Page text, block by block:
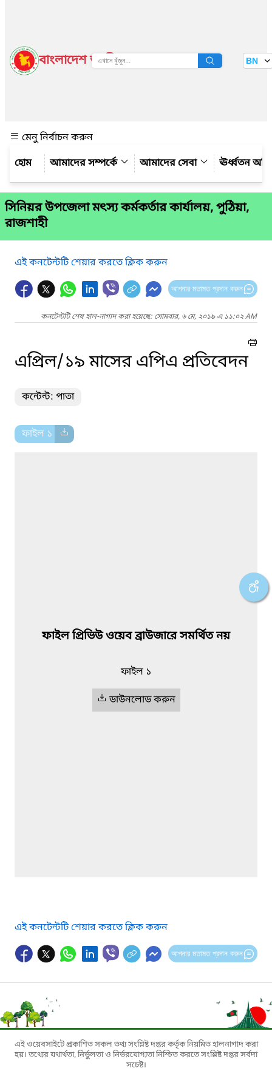
বাংলাদেশ জাতীয় তথ্য বাতায়ন BN
মেনু নির্বাচন করুন
আমাদের সম্পর্কে
আমাদের সেবা ঊর্ধ্বতন
সিনিয়র উপজেলা মৎস্য কর্মকর্তার কার্যালয়, পুঠিয়া,
রাজশাহী
এই কনটেন্টটি শেয়ার করতে ক্লিক করুন
আপনার মতামত প্রদান করুন
কনটেন্টটি শেষ হাল-নাগাদ করা হয়েছে: সোমবার, ৬ মে, ২০১৯ এ ১১:০২ AM
এপ্রিল/১৯ মাসের এপিএ প্রতিবেদন
কন্টেন্ট: পাতা
ফাইল ১
ফাইল প্রিভিউ ওয়েব ব্রাউজারে সমর্থিত নয়
ফাইল ১
ডাউনলোড করুন
এই কনটেন্টটি শেয়ার করতে ক্লিক করুন
আপনার মতামত প্রদান করুন
এই ওয়েবসাইটে প্রকাশিত সকল তথ্য সংশ্লিষ্ট দপ্তর কর্তৃক নিয়মিত হালনাগাদ করা
হয়। তথ্যের যথার্থতা, নির্ভুলতা ও নির্ভরযোগ্যতা নিশ্চিত করতে সংশ্লিষ্ট দপ্তর সর্বদা
সচেষ্ট।